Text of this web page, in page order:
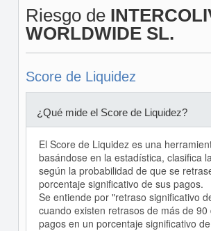
Riesgo de
WORLDWIDE SL.
Score de Liquidez
¿Qué mide el Score de Liquidez?
El Score de Liquidez es una
basándose en la estadística, clasifica
según la probabilidad de que se
porcentaje significativo de sus pagos.
Se entiende por "retraso significativo
cuando existen retrasos de más de 90
pagos en un porcentaje significativo